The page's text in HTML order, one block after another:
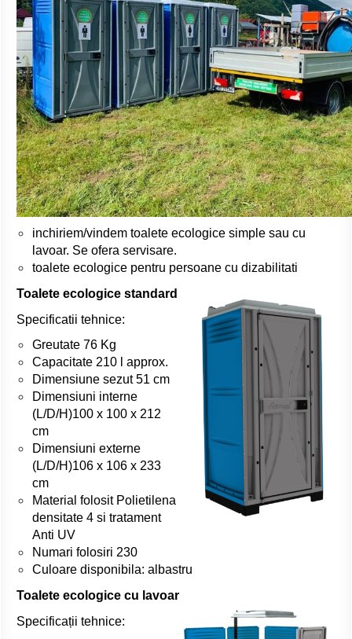
inchiriem/vindem toalete ecologice simple sau cu
lavoar. Se ofera servisare.
toalete ecologice pentru persoane cu dizabilitati
Toalete ecologice standard
Specificatii tehnice:
Greutate 76 Kg
Capacitate 210 l approx.
Dimensiune sezut 51 cm
Dimensiuni interne
(L/D/H)100 x 100 x 212
cm
Dimensiuni externe
(L/D/H)106 x 106 x 233
cm
Material folosit Polietilena
densitate 4 si tratament
Anti UV
Numari folosiri 230
Culoare disponibila: albastru
Toalete ecologice cu lavoar
Specificații tehnice: